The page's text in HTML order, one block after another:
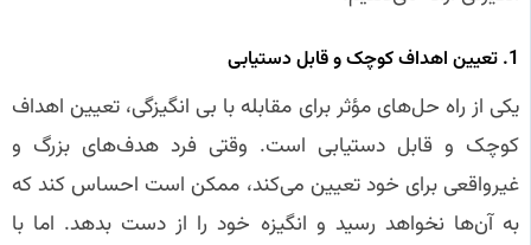
1. تعیین اهداف کوچک و قابل دستیابی
یکی از راه‌ حل‌های مؤثر برای مقابله با بی‌ انگیزگی، تعیین اهداف
کوچک و قابل دستیابی است. وقتی فرد هدف‌های بزرگ و
غیرواقعی برای خود تعیین می‌کند، ممکن است احساس کند که
به آن‌ها نخواهد رسید و انگیزه خود را از دست بدهد. اما با